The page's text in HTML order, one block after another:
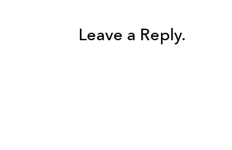
Leave a Reply.